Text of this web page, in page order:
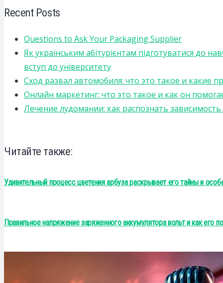
Recent Posts
Questions to Ask Your Packaging Supplier
Як українським абітурієнтам підготуватися до
вступ до університету
Сход развал автомобиля: что это такое и какие
Онлайн маркетинг: что это такое и как он
Лечение лудомании: как распознать
Читайте также:
Удивительный процесс цветения арбуза раскрывает его тайны и
Правильное напряжение заряженного аккумулятора вольт и как его